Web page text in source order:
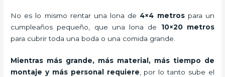
No es lo mismo rentar una lona de 4×4 metrospara un
cumpleaños pequeño, que una lona de 10×20 metros
para cubrir toda una boda o una comida grande.
Mientras más grande, más material, más tiempo de
montaje y más personal requiere, por lo tanto sube el